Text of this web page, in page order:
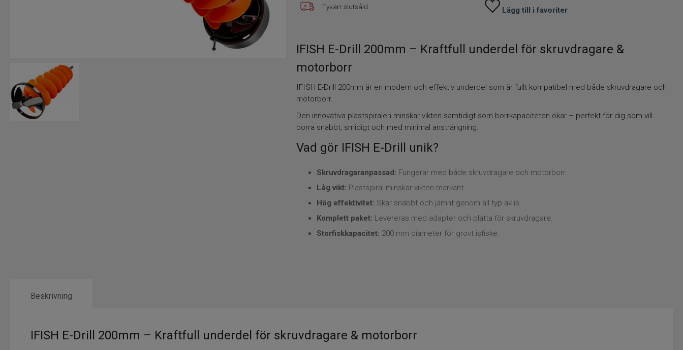
Tyvärr slutsåld Lägg till i favoriter
IFISH E-Drill 200mm – Kraftfull underdel för skruvdragare &
motorborr
IFISH E-Drill 200mm är en modern och effektiv underdel som är fullt kompatibel med både skruvdragare och
motorborr.
Den innovativa plastspiralen minskar vikten samtidigt som borrkapaciteten ökar – perfekt för dig som vill
borra snabbt, smidigt och med minimal ansträngning.
Vad gör IFISH E-Drill unik?
Skruvdragaranpassad: Fungerar med både skruvdragare och motorborr.
Låg vikt: Plastspiral minskar vikten markant.
Hög effektivitet: Skär snabbt och jämnt genom all typ av is.
Komplett paket: Levereras med adapter och platta för skruvdragare.
Storfiskkapacitet: 200 mm diameter för grovt isfiske.
Beskrivning
IFISH E-Drill 200mm – Kraftfull underdel för skruvdragare & motorborr